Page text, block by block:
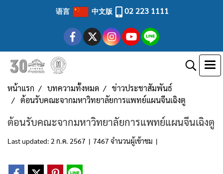
语言 中文版 02 223 1111
หน้าแรก บทความทั้งหมด
ข่าวประชาสัมพันธ์
ต้อนรับคณะจากมหาวิทยาลัยการแพทย์แผนจีนเฉิงตู
ต้อนรับคณะจากมหาวิทยาลัยการแพทย์แผนจีนเฉิงตู
Last updated: 2 ก.ค. 2567 | 7467 จำนวนผู้เข้าชม |